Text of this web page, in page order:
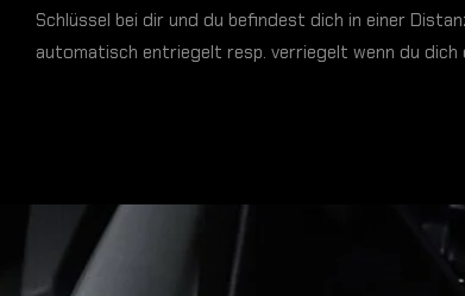
Schlüssel bei dir und du befindest dich in einer
automatisch entriegelt resp. verriegelt wenn du